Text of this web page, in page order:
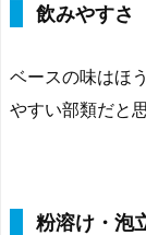
飲みやす
ベースの味はほ
やすい部類だと
粉溶け・